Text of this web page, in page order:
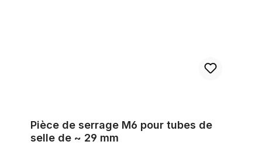
Pièce de serrage M6 pour tubes de
selle de ~ 29 mm